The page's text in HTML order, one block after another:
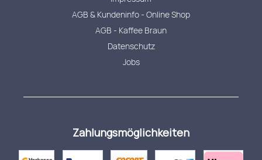
AGB & Kundeninfo - Online Shop
AGB - Kaffee Braun
Datenschutz
Jobs
Zahlungsmöglichkeiten